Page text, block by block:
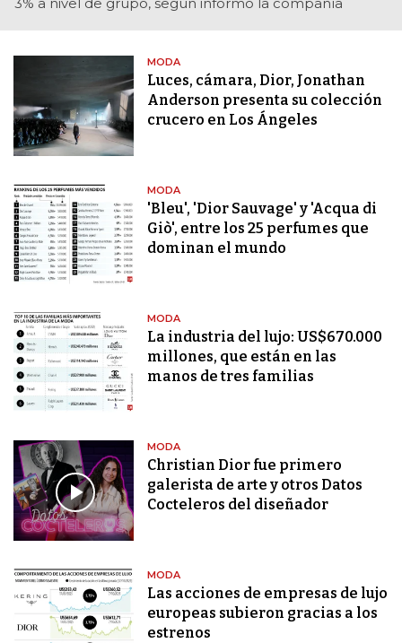
3% a nivel de grupo, según informó la compañía
MODA
Luces, cámara, Dior, Jonathan
Anderson presenta su colección
crucero en Los Ángeles
MODA
'Bleu', 'Dior Sauvage' y 'Acqua di
Giò', entre los 25 perfumes que
dominan el mundo
MODA
La industria del lujo: US$670.000
millones, que están en las
manos de tres familias
MODA
Christian Dior fue primero
galerista de arte y otros Datos
Cocteleros del diseñador
MODA
Las acciones de empresas de lujo
europeas subieron gracias a los
estrenos